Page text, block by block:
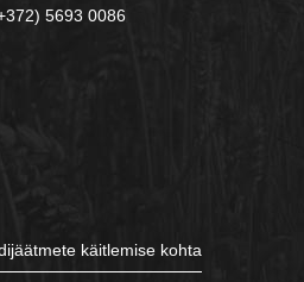
5693 0086
käitlemise kohta